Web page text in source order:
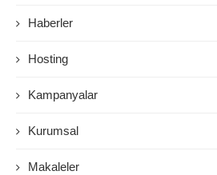
Haberler
Hosting
Kampanyalar
Kurumsal
Makaleler